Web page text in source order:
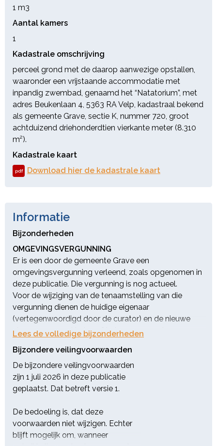
1 m3
Aantal kamers
1
Kadastrale omschrijving
perceel grond met de daarop aanwezige opstallen,
waaronder een vrijstaande accommodatie met
inpandig zwembad, genaamd het “Natatorium”, met
adres Beukenlaan 4, 5363 RA Velp, kadastraal bekend
als gemeente Grave, sectie K, nummer 720, groot
achtduizend driehonderdtien vierkante meter (8.310
m²).
Kadastrale kaart
pdf Download hier de kadastrale kaart
Informatie
Bijzonderheden
OMGEVINGSVERGUNNING
Er is een door de gemeente Grave een
omgevingsvergunning verleend, zoals opgenomen in
deze publicatie. Die vergunning is nog actueel.
Voor de wijziging van de tenaamstelling van die
vergunning dienen de huidige eigenaar
(vertegenwoordigd door de curator) en de nieuwe
eigenaar een verklaring af te leggen naar de
medewerking daaraan toegezegd.
Indien en voor zover gewenst door de koper, zal de
curator derhalve de handelingen richting de
gemeente verzorgen met het oog op die wijziging
 Bijlagen omgevingsvergunning
die bij verkoper in bezit zijn en volgens zijn informatie
bij de omgevingsvergunning horen kunnen bij het
Lees de volledige bijzonderheden
Bijzondere veilingvoorwaarden
De bijzondere veilingvoorwaarden
zijn 1 juli 2026 in deze publicatie
geplaatst. Dat betreft versie 1.
De bedoeling is, dat deze
voorwaarden niet wijzigen. Echter
blijft mogelijk om, wanneer